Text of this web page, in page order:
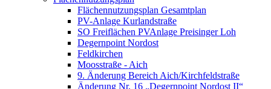
Flächennutzungsplan Gesamtplan
PV-Anlage Kurlandstraße
SO Freiflächen PV­Anlage Preisinger Loh
Degernpoint Nordost
Feldkirchen
Moosstraße - Aich
9. Änderung Bereich Aich/Kirchfeldstraße
Änderung Nr. 16 „Degernpoint Nordost II“